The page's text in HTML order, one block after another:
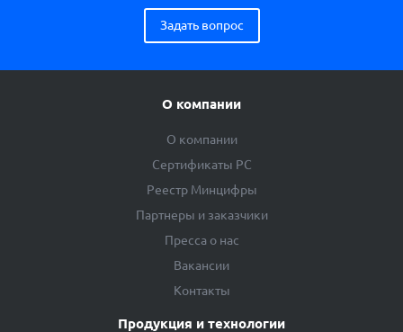
Задать вопрос
О компании
О компании
Сертификаты РС
Реестр Минцифры
Партнеры и заказчики
Пресса о нас
Вакансии
Контакты
Продукция и технологии